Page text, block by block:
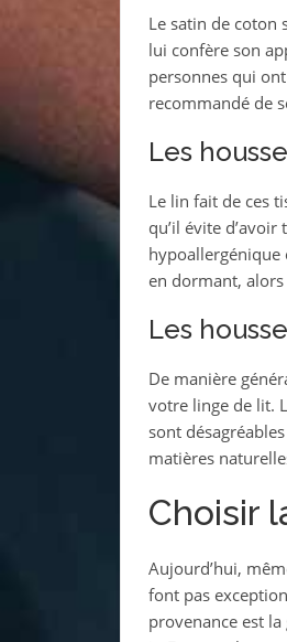
Le satin de coton
lui confère son
personnes qui
recommandé de
Les
Le lin fait de ces
qu’il évite
hypoallergénique
en dormant,
Les
De manière
votre linge de lit.
sont
matières
Choisir
Aujourd’hui,
font pas
provenance est